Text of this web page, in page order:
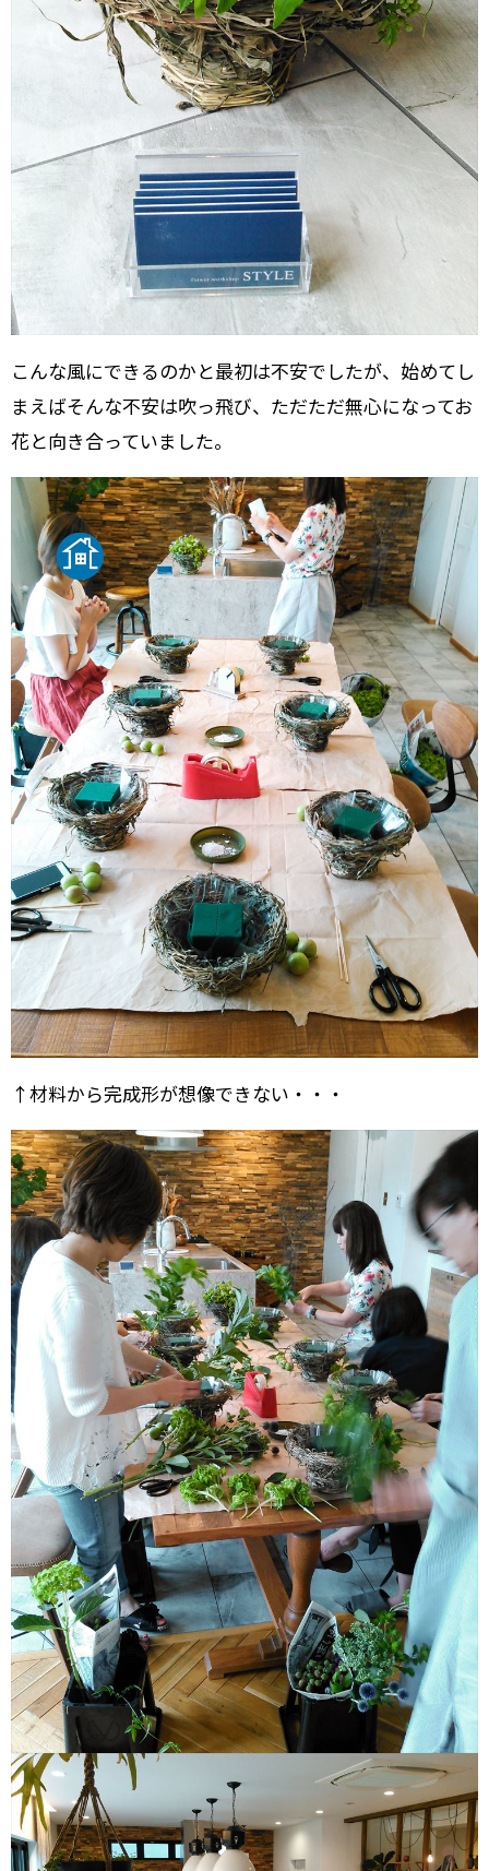
こんな風にできるのかと最初は不安でしたが、始めてし
まえばそんな不安は吹っ飛び、ただただ無心になってお
花と向き合っていました。
↑材料から完成形が想像できない・・・